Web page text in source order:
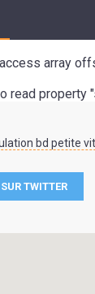
array
read property
bd petite
TWITTER